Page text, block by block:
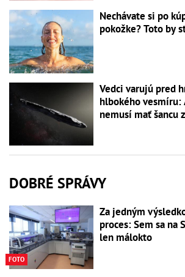
Nechávate si po
pokožke? Toto by
Vedci varujú pred
hlbokého vesmíru:
nemusí mať šancu
DOBRÉ SPRÁVY
FOTO
Za jedným
proces: Sem sa na
len málokto